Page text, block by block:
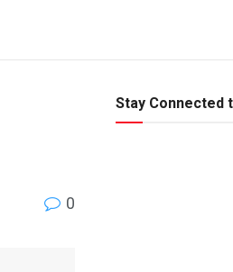
0
Stay Connected